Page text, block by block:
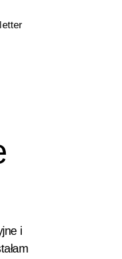
i